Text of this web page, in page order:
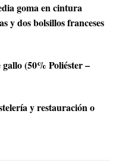
goma en cintura
y dos bolsillos franceses
(50% Poliéster –
y restauración o